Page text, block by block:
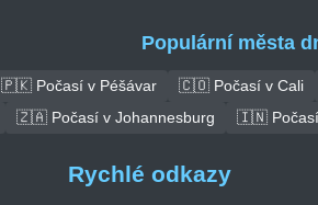
Populární města
🇵🇰 Počasí v Péšávar 🇨🇴 Počasí v Cali
🇿🇦 Počasí v Johannesburg 🇮🇳 Počasí
Rychlé odkazy